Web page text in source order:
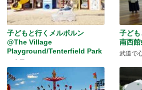
子どもと行くメルボルン
@The Village
Playground/Tenterfield Park
子ど
南西
武道で